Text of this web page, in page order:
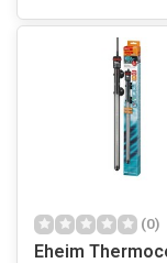
(0)
Eheim